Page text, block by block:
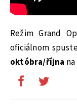
Režim Grand
oficiálnom
októbra/října